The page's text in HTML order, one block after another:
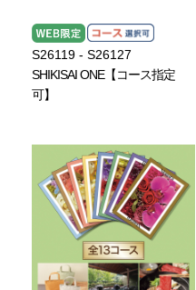
S26119 - S26127
SHIKISAI ONE【コース指定
可】